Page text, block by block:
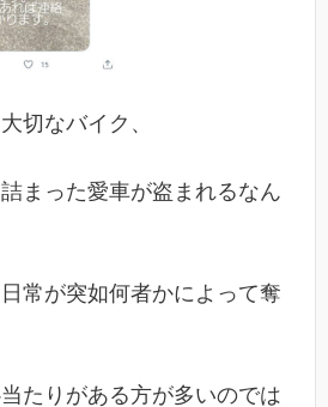
切なバイク、
まった愛車が盗まれるなん
常が突如何者かによって奪
たりがある方が多いのでは